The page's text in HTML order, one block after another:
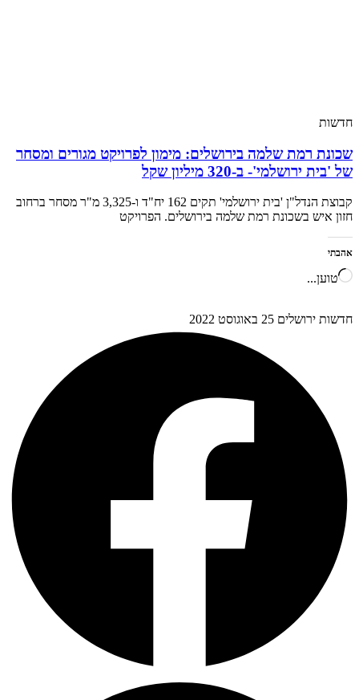
חדשות
שכונת רמת שלמה בירושלים: מימון לפרויקט מגורים ומסחר
של 'בית ירושלמי'- ב-320 מיליון שקל
קבוצת הנדל"ן 'בית ירושלמי' תקים 162 יח"ד ו-3,325 מ"ר מסחר ברחוב
חזון איש בשכונת רמת שלמה בירושלים. הפרויקט
אהבתי
טוען...
חדשות ירושלים 25 באוגוסט 2022